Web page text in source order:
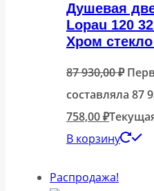
Душевая
Lopau 120
Хром
87 930,00₽
составляла 87
758,00₽
В корзину
Распродажа!